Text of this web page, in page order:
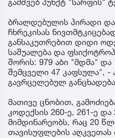
გამშვებ პუნქტ "სარფის"
ბრალდებულის პირადი და
ჩხრეკისას
განსაკუთრებით დიდი
საშუალება და
შორის: 979 აბი "მდმა" და
შემცველი 47 კაფსულა", -
გავრცელებულ
მათივე ცნობით,
კოდექსის 260-ე, 261-ე
მიმდინარეობს, რაც 20
თავისუფლების აღკვეთას